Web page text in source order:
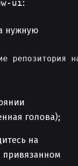
ui:
нужную
репозитория
голова);
на
привязанном